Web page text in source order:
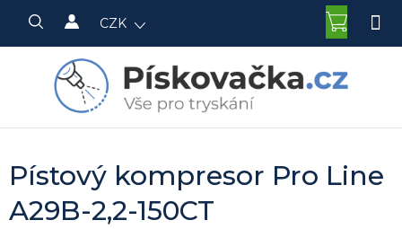
obsah
CZK
KOŠÍK
Pístový kompresor Pro Line
A29B-2,2-150CT